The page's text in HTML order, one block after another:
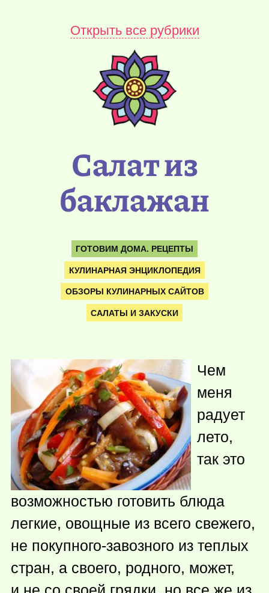
Открыть все рубрики
Салат из
баклажан
ГОТОВИМ ДОМА. РЕЦЕПТЫ
КУЛИНАРНАЯ ЭНЦИКЛОПЕДИЯ
ОБЗОРЫ КУЛИНАРНЫХ САЙТОВ
САЛАТЫ И ЗАКУСКИ
Чем
меня
радует
лето,
так это
возможностью готовить блюда
легкие, овощные из всего свежего,
не покупного-завозного из теплых
стран, а своего, родного, может,